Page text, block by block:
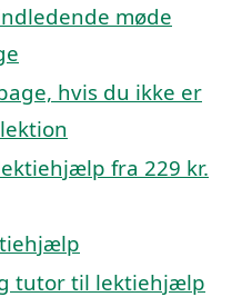
møde
hvis du ikke er
fra 229 kr.
tutor til lektiehjælp